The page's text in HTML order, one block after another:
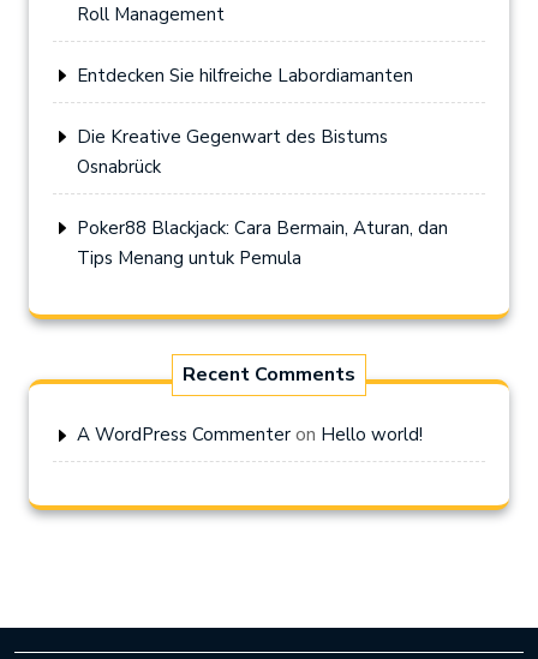
Roll Management
Entdecken Sie hilfreiche Labordiamanten
Die Kreative Gegenwart des Bistums
Osnabrück
Poker88 Blackjack: Cara Bermain, Aturan, dan
Tips Menang untuk Pemula
Recent Comments
A WordPress Commenter on Hello world!